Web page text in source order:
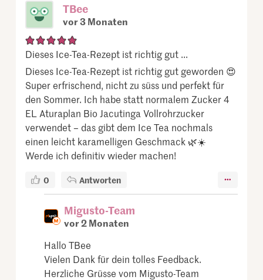
TBee
vor 3 Monaten
Dieses Ice-Tea-Rezept ist richtig gut ...
Dieses Ice-Tea-Rezept ist richtig gut geworden 😍
Super erfrischend, nicht zu süss und perfekt für
den Sommer. Ich habe statt normalem Zucker 4
EL Aturaplan Bio Jacutinga Vollrohrzucker
verwendet – das gibt dem Ice Tea nochmals
einen leicht karamelligen Geschmack 🌿☀️
Werde ich definitiv wieder machen!
0 Antworten
Migusto-Team
vor 2 Monaten
Hallo TBee
Vielen Dank für dein tolles Feedback.
Herzliche Grüsse vom Migusto-Team